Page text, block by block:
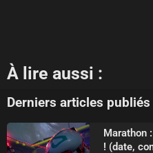
À lire aussi :
Derniers articles publiés
Marathon
! (date,